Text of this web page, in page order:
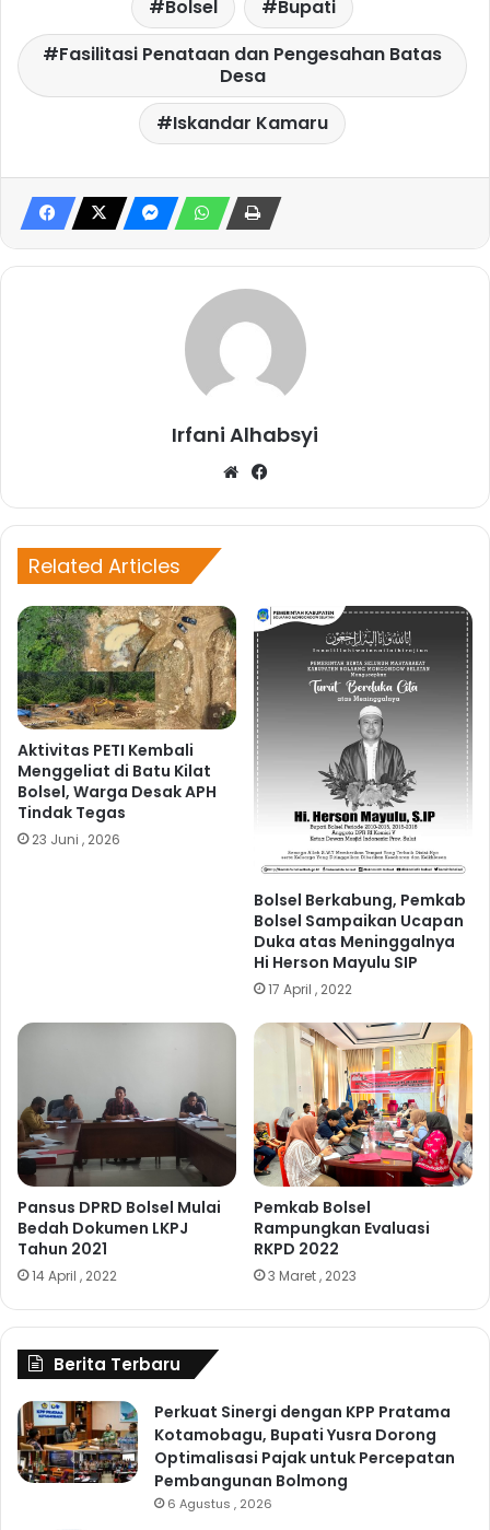
Bolsel
Bupati
Fasilitasi Penataan dan Pengesahan Batas
Desa
Iskandar Kamaru
Irfani Alhabsyi
W
sit bo
Related Articles
Aktivitas PETI Kembali
Menggeliat di Batu Kilat
Bolsel, Warga Desak APH
Tindak Tegas
23 Juni , 2026
Bolsel Berkabung, Pemkab
Bolsel Sampaikan Ucapan
Duka atas Meninggalnya
Hi Herson Mayulu SIP
17 April , 2022
Pansus DPRD Bolsel Mulai
Bedah Dokumen LKPJ
Tahun 2021
14 April , 2022
Pemkab Bolsel
Rampungkan Evaluasi
RKPD 2022
3 Maret , 2023
Berita Terbaru
Perkuat Sinergi dengan KPP Pratama
Kotamobagu, Bupati Yusra Dorong
Optimalisasi Pajak untuk Percepatan
Pembangunan Bolmong
6 Agustus , 2026